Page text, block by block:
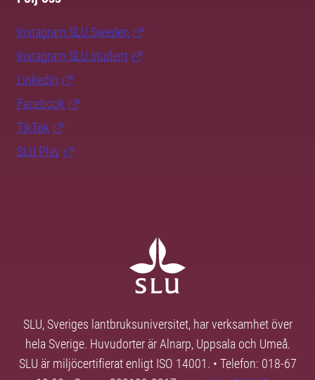
Instagram SLU.Sweden
Instagram SLU.student
LinkedIn
Facebook
TikTok
SLU Play
SLU, Sveriges lantbruksuniversitet, har verksamhet över
hela Sverige. Huvudorter är Alnarp, Uppsala och Umeå.
SLU är miljöcertifierat enligt ISO 14001. • Telefon: 018-67